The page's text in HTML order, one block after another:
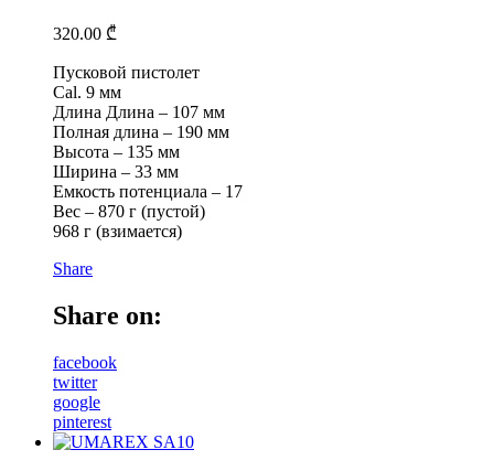
320.00 ₾
Пусковой пистолет
Cal. 9 мм
Длина Длина – 107 мм
Полная длина – 190 мм
Высота – 135 мм
Ширина – 33 мм
Емкость потенциала – 17
Вес – 870 г (пустой)
968 г (взимается)
Share
Share on:
facebook
twitter
google
pinterest